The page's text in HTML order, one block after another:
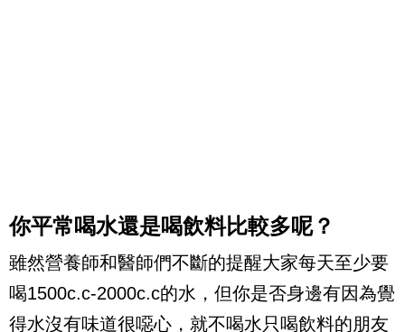
你平常喝水還是喝飲料比較多呢？
雖然營養師和醫師們不斷的提醒大家每天至少要
喝1500c.c-2000c.c的水，但你是否身邊有因為覺
得水沒有味道很噁心，就不喝水只喝飲料的朋友